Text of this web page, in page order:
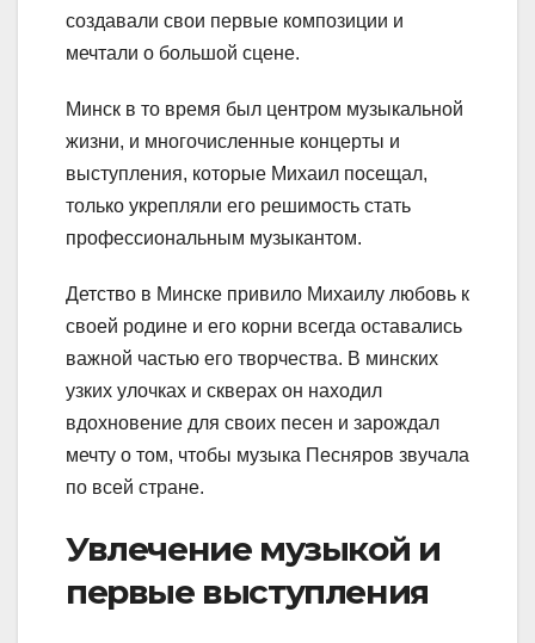
создавали свои первые композиции и
мечтали о большой сцене.
Минск в то время был центром музыкальной
жизни, и многочисленные концерты и
выступления, которые Михаил посещал,
только укрепляли его решимость стать
профессиональным музыкантом.
Детство в Минске привило Михаилу любовь к
своей родине и его корни всегда оставались
важной частью его творчества. В минских
узких улочках и скверах он находил
вдохновение для своих песен и зарождал
мечту о том, чтобы музыка Песняров звучала
по всей стране.
Увлечение музыкой и
первые выступления